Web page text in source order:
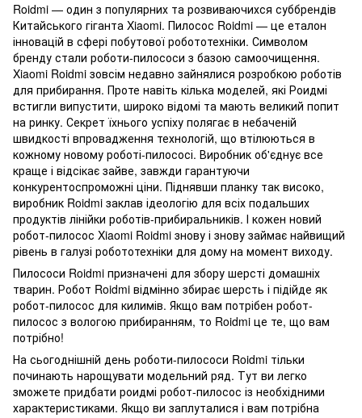
Roidmi — один з популярних та розвиваючихся суббрендів
Китайського гіганта Xiaomi. Пилосос Roidmi — це еталон
інновацій в сфері побутової робототехніки. Символом
бренду стали роботи-пилососи з базою самоочищення.
Xiaomi Roidmi зовсім недавно зайнялися розробкою роботів
для прибирання. Проте навіть кілька моделей, які Роидмі
встигли випустити, широко відомі та мають великий попит
на ринку. Секрет їхнього успіху полягає в небаченій
швидкості впровадження технологій, що втілюються в
кожному новому роботі-пилососі. Виробник об'єднує все
краще і відсікає зайве, завжди гарантуючи
конкурентоспроможні ціни. Піднявши планку так високо,
виробник Roidmi заклав ідеологію для всіх подальших
продуктів лінійки роботів-прибиральників. І кожен новий
робот-пилосос Xiaomi Roidmi знову і знову займає найвищий
рівень в галузі робототехніки для дому на момент виходу.
Пилососи Roidmi призначені для збору шерсті домашніх
тварин. Робот Roidmi відмінно збирає шерсть і підійде як
робот-пилосос для килимів. Якщо вам потрібен робот-
пилосос з вологою прибиранням, то Roidmi це те, що вам
потрібно!
На сьогоднішній день роботи-пилососи Roidmi тільки
починають нарощувати модельний ряд. Тут ви легко
зможете придбати роидмі робот-пилосос із необхідними
характеристиками. Якщо ви заплуталися і вам потрібна